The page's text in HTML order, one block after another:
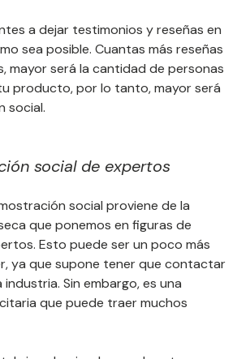
a dejar testimonios y reseñas en
sea posible. Cuantas más reseñas
mayor será la cantidad de personas
producto, por lo tanto, mayor será
social.
social de expertos
social proviene de la
que ponemos en figuras de
Esto puede ser un poco más
ya que supone tener que contactar
Sin embargo, es una
que puede traer muchos